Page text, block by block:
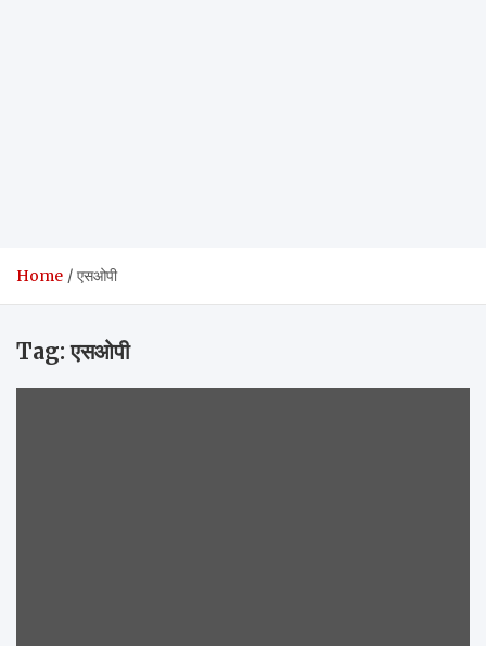
Home एसओपी
Tag:एसओपी